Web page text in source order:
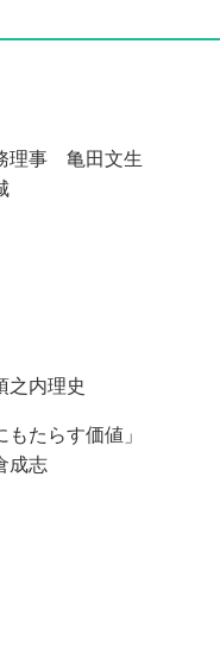
理事 亀田文生
内理史
たらす価値」
成志